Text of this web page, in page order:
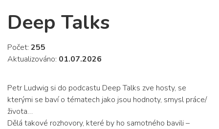
Deep Talks
Počet: 255
Aktualizováno: 01.07.2026
Petr Ludwig si do podcastu Deep Talks zve hosty, se
kterými se baví o tématech jako jsou hodnoty, smysl práce/
života…
Dělá takové rozhovory, které by ho samotného bavili –